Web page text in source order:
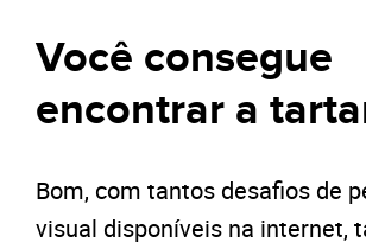
Você consegue
encontrar a
Bom, com tantos desafios de
visual disponíveis na internet,